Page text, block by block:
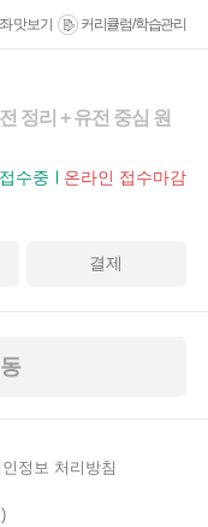
맛보기 커리큘럼/학습관리
정리 + 유전 중심 원
수중 온라인 접수마감
결제
정보 처리방침